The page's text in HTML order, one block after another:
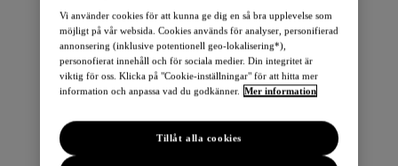
Vi använder cookies för att kunna ge dig en så bra upplevelse som
möjligt på vår websida. Cookies används för analyser, personifierad
annonsering (inklusive potentionell geo-lokalisering*),
personofierat innehåll och för sociala medier. Din integritet är
viktig för oss. Klicka på "Cookie-inställningar" för att hitta mer
information och anpassa vad du godkänner. Mer information
Tillåt alla cookies